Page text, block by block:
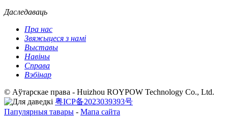
Даследаваць
Пра нас
Звяжыцеся з намі
Выставы
Навіны
Справа
Вэбінар
© Аўтарскае права - Huizhou ROYPOW Technology Co., Ltd.
粤ICP备2023039393号
Папулярныя тавары - Мапа сайта